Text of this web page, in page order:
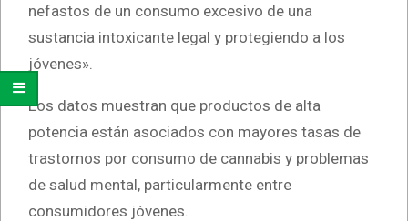
nefastos de un consumo excesivo de una
sustancia intoxicante legal y protegiendo a los
jóvenes».
Los datos muestran que productos de alta
potencia están asociados con mayores tasas de
trastornos por consumo de cannabis y problemas
de salud mental, particularmente entre
consumidores jóvenes.